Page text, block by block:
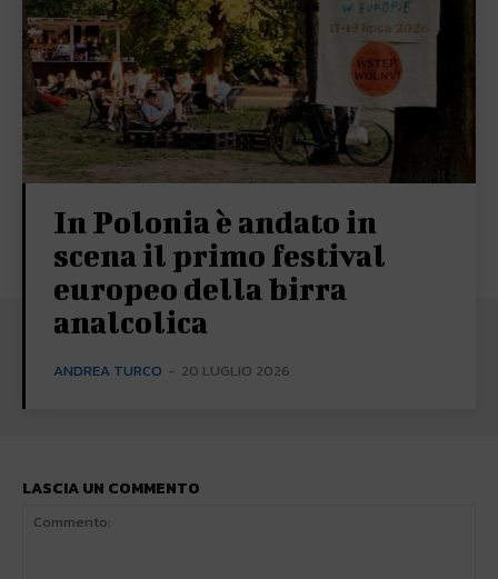
In Polonia è andato in
scena il primo festival
europeo della birra
analcolica
ANDREA TURCO - 20 LUGLIO 2026
LASCIA UN COMMENTO